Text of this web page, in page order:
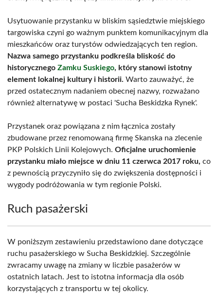
Usytuowanie przystanku w bliskim sąsiedztwie miejskiego
targowiska czyni go ważnym punktem komunikacyjnym dla
mieszkańców oraz turystów odwiedzających ten region.
Nazwa samego przystanku podkreśla bliskość do
historycznego Zamku Suskiego, który stanowi istotny
element lokalnej kultury i historii. Warto zauważyć, że
przed ostatecznym nadaniem obecnej nazwy, rozważano
również alternatywę w postaci 'Sucha Beskidzka Rynek'.
Przystanek oraz powiązana z nim łącznica zostały
zbudowane przez renomowaną firmę Skanska na zlecenie
PKP Polskich Linii Kolejowych. Oficjalne uruchomienie
przystanku miało miejsce w dniu 11 czerwca 2017 roku, co
z pewnością przyczyniło się do zwiększenia dostępności i
wygody podróżowania w tym regionie Polski.
Ruch pasażerski
W poniższym zestawieniu przedstawiono dane dotyczące
ruchu pasażerskiego w Sucha Beskidzkiej. Szczególnie
zwracamy uwagę na zmiany w liczbie pasażerów w
ostatnich latach. Jest to istotna informacja dla osób
korzystających z transportu w tej okolicy.